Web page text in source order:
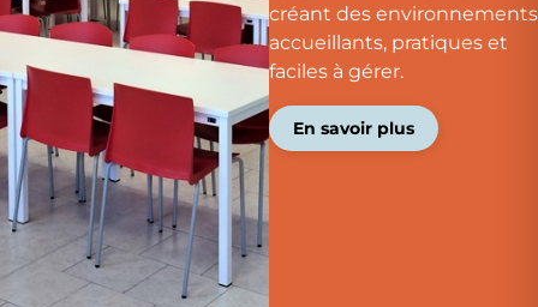
créant des environnements
accueillants, pratiques et
faciles à gérer.
En savoir plus